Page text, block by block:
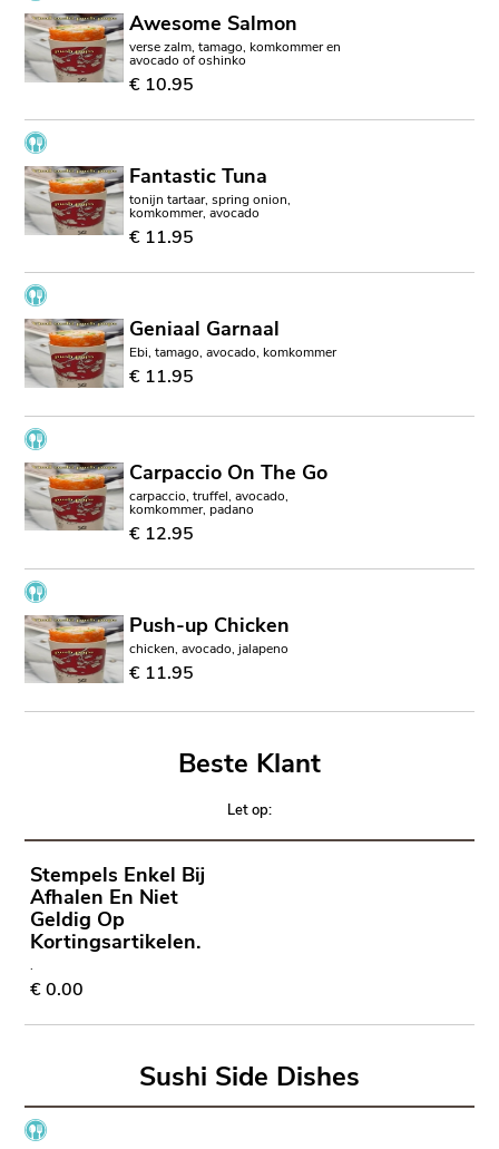
Awesome Salmon
verse zalm, tamago, komkommer en
avocado of oshinko
€ 10.95
Fantastic Tuna
tonijn tartaar, spring onion,
komkommer, avocado
€ 11.95
Geniaal Garnaal
Ebi, tamago, avocado, komkommer
€ 11.95
Carpaccio On The Go
carpaccio, truffel, avocado,
komkommer, padano
€ 12.95
Push-up Chicken
chicken, avocado, jalapeno
€ 11.95
Beste Klant
Let op:
Stempels Enkel Bij
Afhalen En Niet
Geldig Op
Kortingsartikelen.
.
€ 0.00
Sushi Side Dishes